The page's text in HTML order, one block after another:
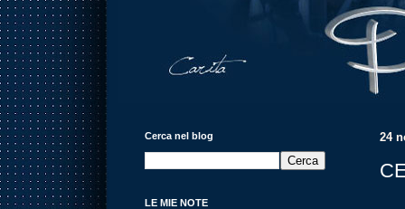
24
Cerca nel blog
LE MIE NOTE